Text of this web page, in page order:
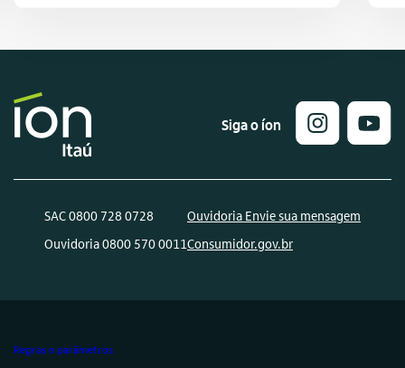
Siga o íon
SAC 0800 728 0728
Ouvidoria 0800 570 0011
Ouvidoria Envie sua mensagem
Consumidor.gov.br
Regras e parâmetros